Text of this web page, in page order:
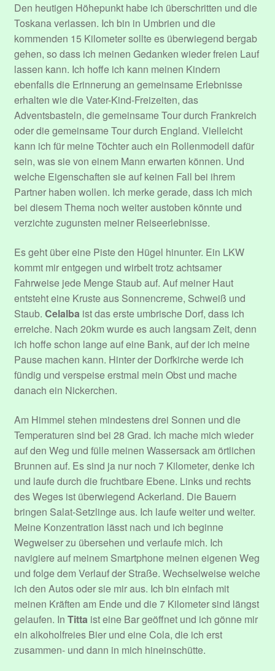
Den heutigen Höhepunkt habe ich überschritten und die
Toskana verlassen. Ich bin in Umbrien und die
kommenden 15 Kilometer sollte es überwiegend bergab
gehen, so dass ich meinen Gedanken wieder freien Lauf
lassen kann. Ich hoffe ich kann meinen Kindern
ebenfalls die Erinnerung an gemeinsame Erlebnisse
erhalten wie die Vater-Kind-Freizeiten, das
Adventsbasteln, die gemeinsame Tour durch Frankreich
oder die gemeinsame Tour durch England. Vielleicht
kann ich für meine Töchter auch ein Rollenmodell dafür
sein, was sie von einem Mann erwarten können. Und
welche Eigenschaften sie auf keinen Fall bei ihrem
Partner haben wollen. Ich merke gerade, dass ich mich
bei diesem Thema noch weiter austoben könnte und
verzichte zugunsten meiner Reiseerlebnisse.
Es geht über eine Piste den Hügel hinunter. Ein LKW
kommt mir entgegen und wirbelt trotz achtsamer
Fahrweise jede Menge Staub auf. Auf meiner Haut
entsteht eine Kruste aus Sonnencreme, Schweiß und
Staub. Celalba ist das erste umbrische Dorf, dass ich
erreiche. Nach 20km wurde es auch langsam Zeit, denn
ich hoffe schon lange auf eine Bank, auf der ich meine
Pause machen kann. Hinter der Dorfkirche werde ich
fündig und verspeise erstmal mein Obst und mache
danach ein Nickerchen.
Am Himmel stehen mindestens drei Sonnen und die
Temperaturen sind bei 28 Grad. Ich mache mich wieder
auf den Weg und fülle meinen Wassersack am örtlichen
Brunnen auf. Es sind ja nur noch 7 Kilometer, denke ich
und laufe durch die fruchtbare Ebene. Links und rechts
des Weges ist überwiegend Ackerland. Die Bauern
bringen Salat-Setzlinge aus. Ich laufe weiter und weiter.
Meine Konzentration lässt nach und ich beginne
Wegweiser zu übersehen und verlaufe mich. Ich
navigiere auf meinem Smartphone meinen eigenen Weg
und folge dem Verlauf der Straße. Wechselweise weiche
ich den Autos oder sie mir aus. Ich bin einfach mit
meinen Kräften am Ende und die 7 Kilometer sind längst
gelaufen. In Titta ist eine Bar geöffnet und ich gönne mir
ein alkoholfreies Bier und eine Cola, die ich erst
zusammen- und dann in mich hineinschütte.